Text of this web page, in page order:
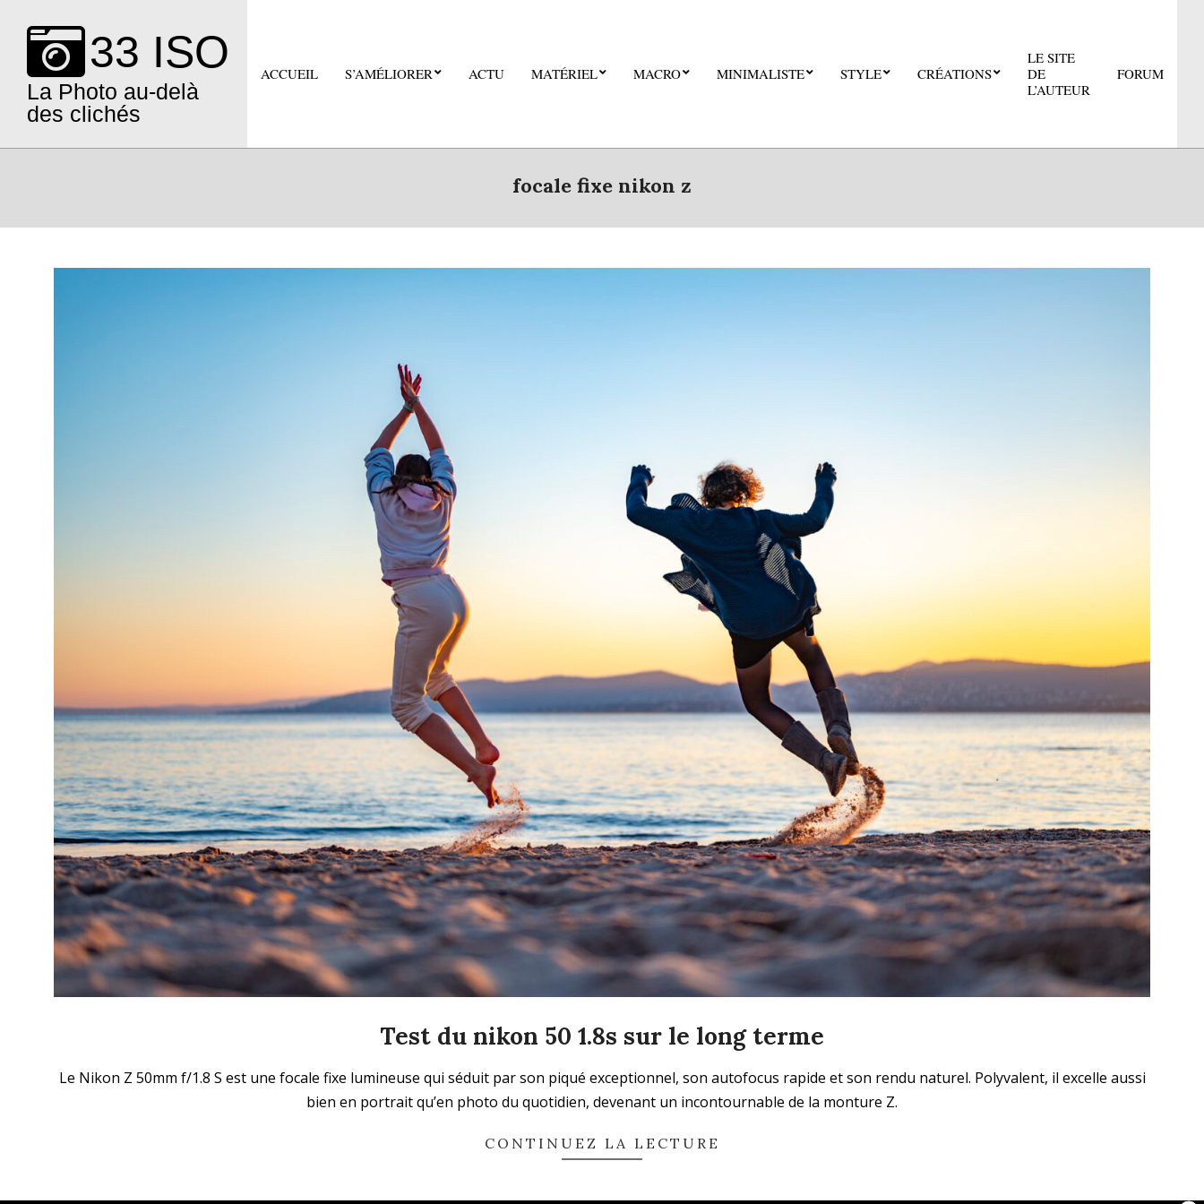
content
33 ISO
La Photo au-delà
des clichés
ACCUEIL S’AMÉLIORER ACTU MATÉRIEL MACRO MINIMALISTE STYLE CRÉATIONS
LE SITE
DE
L’AUTEUR
FORUM
focale fixe nikon z
Test du nikon 50 1.8s sur le long terme
09-
Le Nikon Z 50mm f/1.8 S est une focale fixe lumineuse qui séduit par son piqué exceptionnel, son autofocus rapide et son rendu naturel. Polyvalent, il excelle aussi
bien en portrait qu’en photo du quotidien, devenant un incontournable de la monture Z.
CONTINUEZ LA LECTURE